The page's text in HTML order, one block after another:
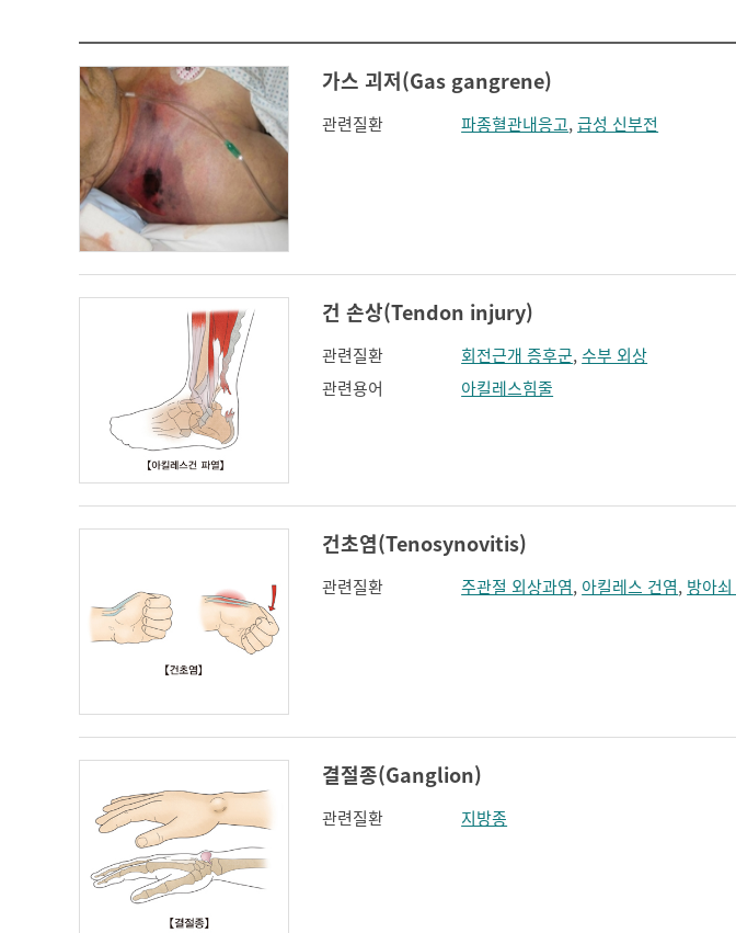
안면홍조
어지러움
얼굴모양변화
얼굴이 밋밋함
얼굴이 화끈거림
코 옆과 입꼬리 주름
콧등이 넓어짐
하악전돌
가스 괴저(Gas gangrene)
관련질환 파종혈관내응고,급성 신부전
건 손상(Tendon injury)
관련질환 회전근개 증후군,수부 외상
관련용어
아킬레스힘줄
건초염(Tenosynovitis)
관련질환 주관절 외상과염, 아킬레스 건염, 방아
결절종(Ganglion)
관련질환 지방종